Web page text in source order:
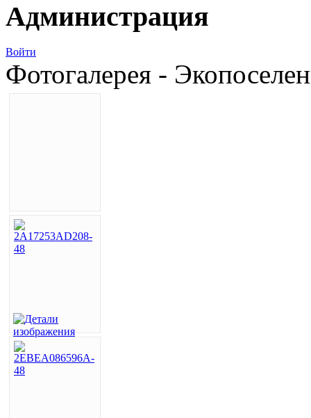
Администрация
Войти
Фотогалерея -